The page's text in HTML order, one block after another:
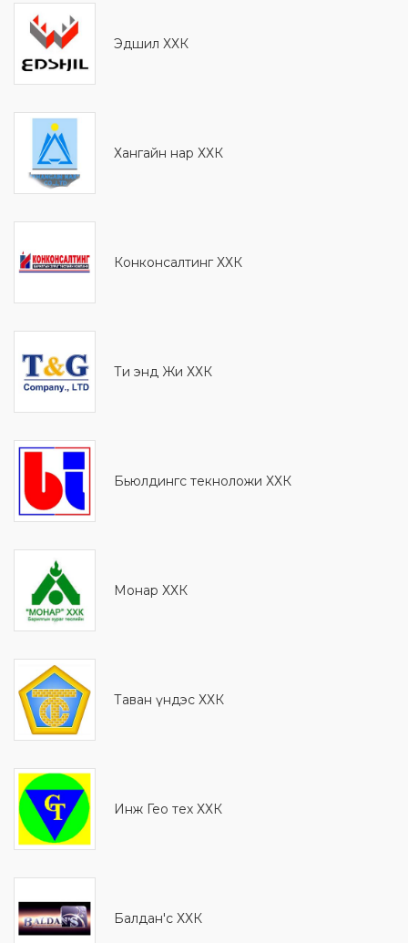
Эдшил ХХК
Хангайн нар ХХК
Конконсалтинг ХХК
Ти энд Жи ХХК
Бьюлдингс текноложи ХХК
Монaр ХХК
Таван үндэс ХХК
Инж Гео тех ХХК
Балдан'с ХХК